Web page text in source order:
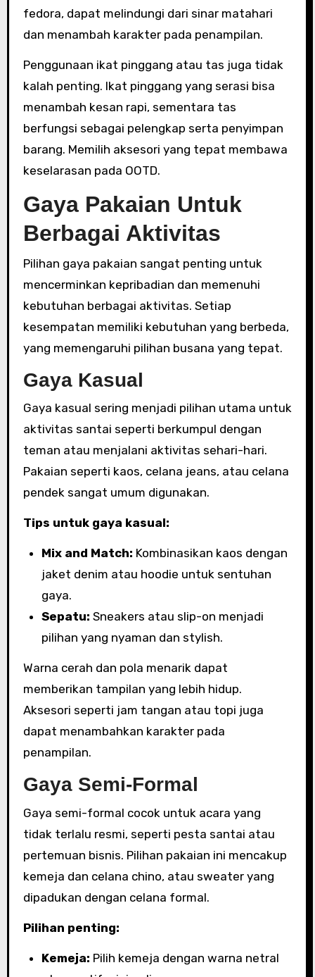
fedora, dapat melindungi dari sinar matahari
dan menambah karakter pada penampilan.
Penggunaan ikat pinggang atau tas juga tidak
kalah penting. Ikat pinggang yang serasi bisa
menambah kesan rapi, sementara tas
berfungsi sebagai pelengkap serta penyimpan
barang. Memilih aksesori yang tepat membawa
keselarasan pada OOTD.
Gaya Pakaian Untuk
Berbagai Aktivitas
Pilihan gaya pakaian sangat penting untuk
mencerminkan kepribadian dan memenuhi
kebutuhan berbagai aktivitas. Setiap
kesempatan memiliki kebutuhan yang berbeda,
yang memengaruhi pilihan busana yang tepat.
Gaya Kasual
Gaya kasual sering menjadi pilihan utama untuk
aktivitas santai seperti berkumpul dengan
teman atau menjalani aktivitas sehari-hari.
Pakaian seperti kaos, celana jeans, atau celana
pendek sangat umum digunakan.
Tips untuk gaya kasual:
Mix and Match: Kombinasikan kaos dengan
jaket denim atau hoodie untuk sentuhan
gaya.
Sepatu: Sneakers atau slip-on menjadi
pilihan yang nyaman dan stylish.
Warna cerah dan pola menarik dapat
memberikan tampilan yang lebih hidup.
Aksesori seperti jam tangan atau topi juga
dapat menambahkan karakter pada
penampilan.
Gaya Semi-Formal
Gaya semi-formal cocok untuk acara yang
tidak terlalu resmi, seperti pesta santai atau
pertemuan bisnis. Pilihan pakaian ini mencakup
kemeja dan celana chino, atau sweater yang
dipadukan dengan celana formal.
Pilihan penting:
Kemeja: Pilih kemeja dengan warna netral